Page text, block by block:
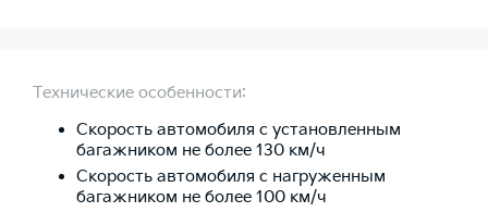
Технические особенности:
Скорость автомобиля с установленным
багажником не более 130 км/ч
Скорость автомобиля с нагруженным
багажником не более 100 км/ч